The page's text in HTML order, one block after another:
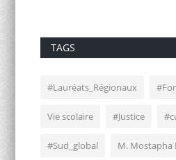
TAGS
#Lauréats_Régionaux
Vie scolaire #Justice
#Sud_global M. Mostapha